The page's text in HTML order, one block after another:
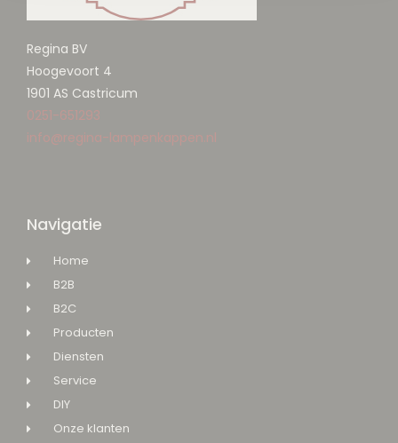
Regina BV
Hoogevoort 4
1901 AS Castricum
0251-651293
info@regina-lampenkappen.nl
Navigatie
Home
B2B
B2C
Producten
Diensten
Service
DIY
Onze klanten